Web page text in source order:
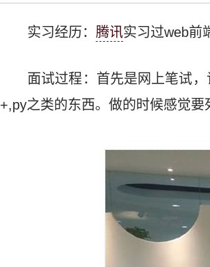
实习经历： 腾讯实习过web前
面试过程：首先是网上笔试
+,py之类的东西。做的时候感觉要